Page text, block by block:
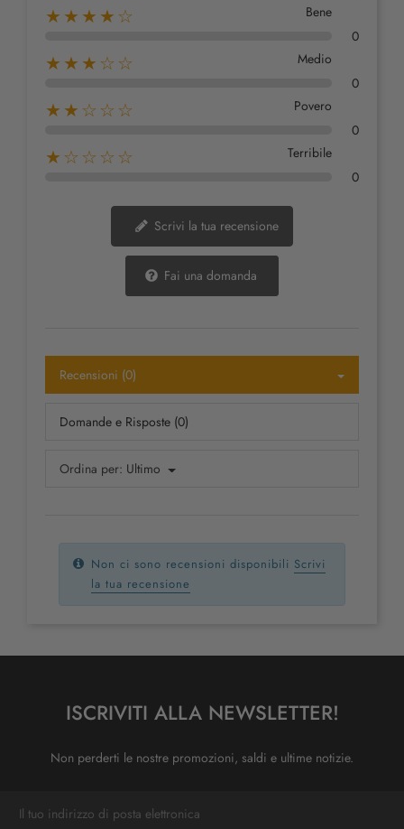
★★★★☆
Bene
0
★★★☆☆
Medio
0
★★☆☆☆
Povero
0
★☆☆☆☆
Terribile
0
Scrivi la tua recensione
Fai una domanda
Recensioni (0)
Domande e Risposte (0)
Ordina per: Ultimo
Non ci sono recensioni disponibili Scrivi
la tua recensione
ISCRIVITI ALLA NEWSLETTER!
Non perderti le nostre promozioni, saldi e ultime notizie.